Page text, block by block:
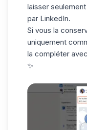
laisser
par LinkedIn.
Si vous la
uniquement
la compléter
✨